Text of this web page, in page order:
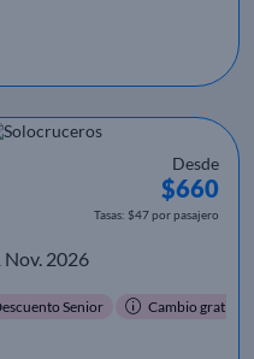
Desde
$660
Tasas: $47 por pasajero
Nov. 2026
Senior Cambio gratis